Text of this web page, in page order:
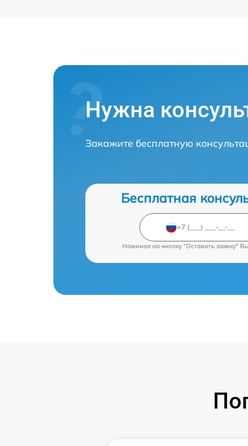
Нужна
Закажите бесплатную
Бесплатная
Нажимая на кнопку "Оставить заявку"